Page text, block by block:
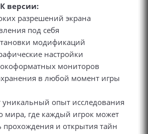
версии:
разрешений экрана
под себя
модификаций
настройки
мониторов
в любой момент игры
уникальный опыт исследования
мира, где каждый игрок может
прохождения и открытия тайн